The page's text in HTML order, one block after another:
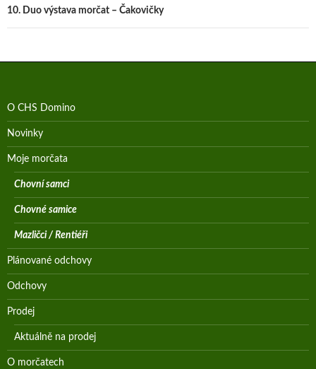
10. Duo výstava morčat – Čakovičky
O CHS Domino
Novinky
Moje morčata
Chovní samci
Chovné samice
Mazličci / Rentiéři
Plánované odchovy
Odchovy
Prodej
Aktuálně na prodej
O morčatech